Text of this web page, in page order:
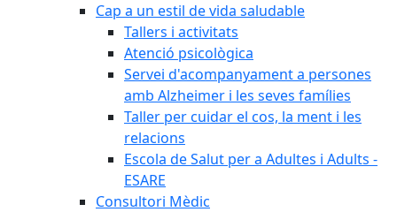
Cap a un estil de vida saludable
Tallers i activitats
Atenció psicològica
Servei d'acompanyament a persones
amb Alzheimer i les seves famílies
Taller per cuidar el cos, la ment i les
relacions
Escola de Salut per a Adultes i Adults -
ESARE
Consultori Mèdic